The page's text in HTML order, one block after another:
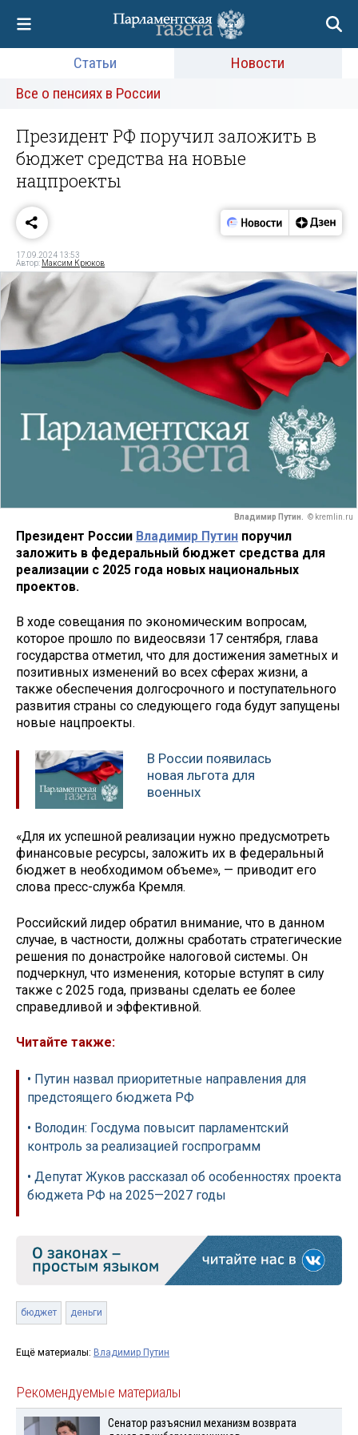
Статьи
Новости
Все о пенсиях в России
Президент РФ поручил заложить в
бюджет средства на новые
нацпроекты
17.09.2024 13:53
Автор: Максим Крюков
Владимир Путин. © kremlin.ru
Президент России Владимир Путин поручил
заложить в федеральный бюджет средства для
реализации с 2025 года новых национальных
проектов.
В ходе совещания по экономическим вопросам,
которое прошло по видеосвязи 17 сентября, глава
государства отметил, что для достижения заметных и
позитивных изменений во всех сферах жизни, а
также обеспечения долгосрочного и поступательного
развития страны со следующего года будут запущены
новые нацпроекты.
В России появилась
новая льгота для
военных
«Для их успешной реализации нужно предусмотреть
финансовые ресурсы, заложить их в федеральный
бюджет в необходимом объеме», — приводит его
слова пресс-служба Кремля.
Российский лидер обратил внимание, что в данном
случае, в частности, должны сработать стратегические
решения по донастройке налоговой системы. Он
подчеркнул, что изменения, которые вступят в силу
также с 2025 года, призваны сделать ее более
справедливой и эффективной.
Читайте также:
• Путин назвал приоритетные направления для
предстоящего бюджета РФ
• Володин: Госдума повысит парламентский
контроль за реализацией госпрограмм
• Депутат Жуков рассказал об особенностях проекта
бюджета РФ на 2025—2027 годы
бюджет деньги
Ещё материалы: Владимир Путин
Рекомендуемые материалы
Сенатор разъяснил механизм возврата